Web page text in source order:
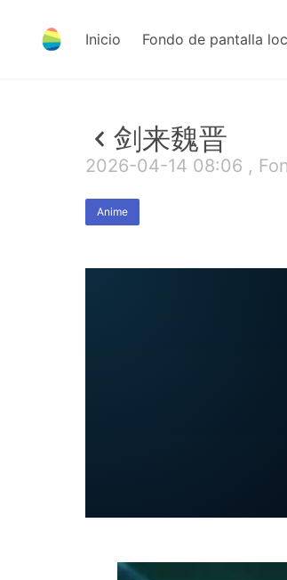
Inicio Fondo de pantalla
剑来魏晋
2026-04-14 08:06 ,
Anime